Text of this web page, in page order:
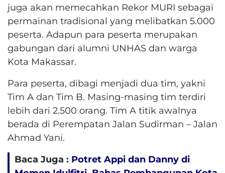
juga akan memecahkan Rekor MURI sebagai
permainan tradisional yang melibatkan 5.000
peserta. Adapun para peserta merupakan
gabungan dari alumni UNHAS dan warga
Kota Makassar.
Para peserta, dibagi menjadi dua tim, yakni
Tim A dan Tim B. Masing-masing tim terdiri
lebih dari 2.500 orang. Tim A titik awalnya
berada di Perempatan Jalan Sudirman – Jalan
Ahmad Yani.
Baca Juga : Potret Appi dan Danny di